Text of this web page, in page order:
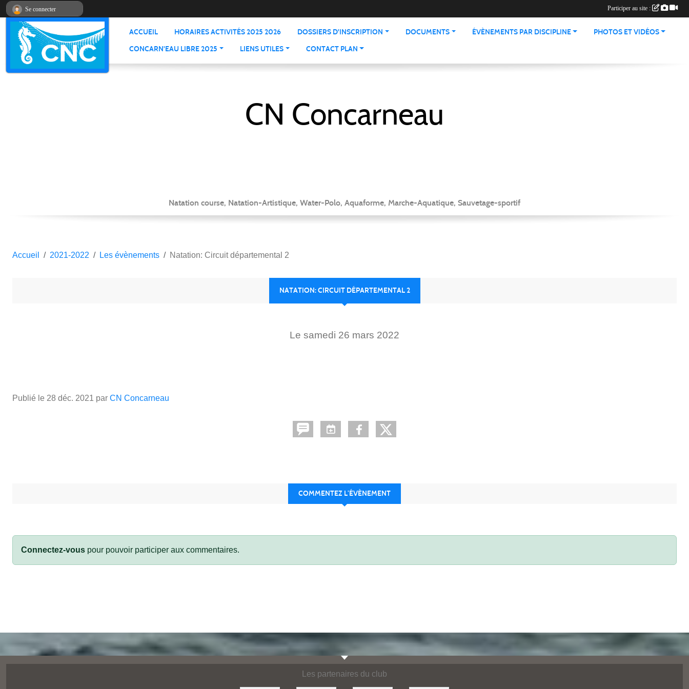
ACCUEIL HORAIRES ACTIVITÉS 2025 2026 DOSSIERS D'INSCRIPTION DOCUMENTS ÉVÈNEMENTS PAR DISCIPLINE
PHOTOS ET VIDÉOS
CONCARN'EAU LIBRE 2025
LIENS UTILES CONTACT PLAN
CN Concarneau
Natation course, Natation-Artistique, Water-Polo, Aquaforme, Marche-Aquatique, Sauvetage-sportif
Accueil 2021-2022 Les évènements Natation: Circuit départemental 2
NATATION: CIRCUIT DÉPARTEMENTAL 2
Le samedi 26 mars 2022
Publié le 28 déc. 2021 par CN Concarneau
COMMENTEZ L’ÉVÈNEMENT
Connectez-vous pour pouvoir participer aux commentaires.
Les partenaires du club
Se connecter Participer au site :
Panneau de gestion des cookies